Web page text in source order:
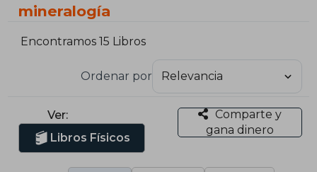
mineralogía
Encontramos 15 Libros
Ordenar por
Ver:
Libros Físicos
Comparte y
gana dinero